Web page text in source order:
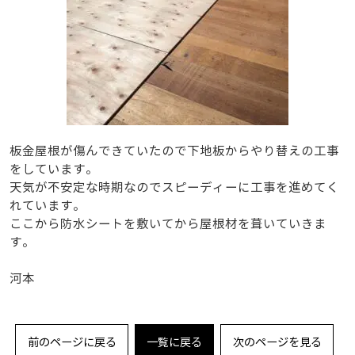
板金屋根が傷んできていたので下地板からやり替えの工事
をしています。
天気が不安定な時期なのでスピーディーに工事を進めてく
れています。
ここから防水シートを敷いてから屋根材を葺いていきま
す。
河本
前のページに戻る 一覧に戻る 次のページを見る